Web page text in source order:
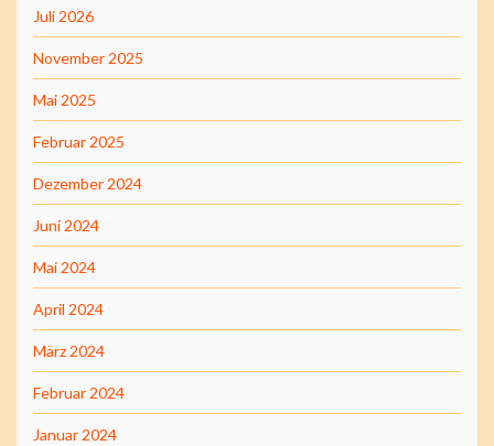
Juli 2026
November 2025
Mai 2025
Februar 2025
Dezember 2024
Juni 2024
Mai 2024
April 2024
März 2024
Februar 2024
Januar 2024